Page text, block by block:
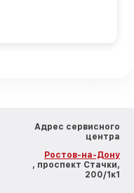
Адрес сервисного
центра
Ростов-на-Дону
, проспект Стачки,
200/1к1